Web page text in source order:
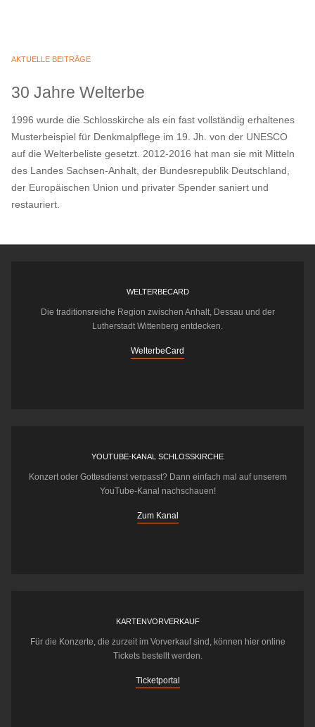
AKTUELLE BEITRÄGE
30 Jahre Welterbe
1996 wurde die Schlosskirche als ein fast vollständig erhaltenes
Musterbeispiel für Denkmalpflege im 19. Jh. von der UNESCO
auf die Welterbeliste gesetzt. 2012-2016 hat man sie mit Mitteln
des Landes Sachsen-Anhalt, der Bundesrepublik Deutschland,
der Europäischen Union und privater Spender saniert und
restauriert.
WELTERBECARD
Die traditionsreiche Region zwischen Anhalt, Dessau und der
Lutherstadt Wittenberg entdecken.
WelterbeCard
YOUTUBE-KANAL SCHLOSSKIRCHE
Konzert oder Gottesdienst verpasst? Dann einfach mal auf unserem
YouTube-Kanal nachschauen!
Zum Kanal
KARTENVORVERKAUF
Für die Konzerte, die zurzeit im Vorverkauf sind, können hier online
Tickets bestellt werden.
Ticketportal